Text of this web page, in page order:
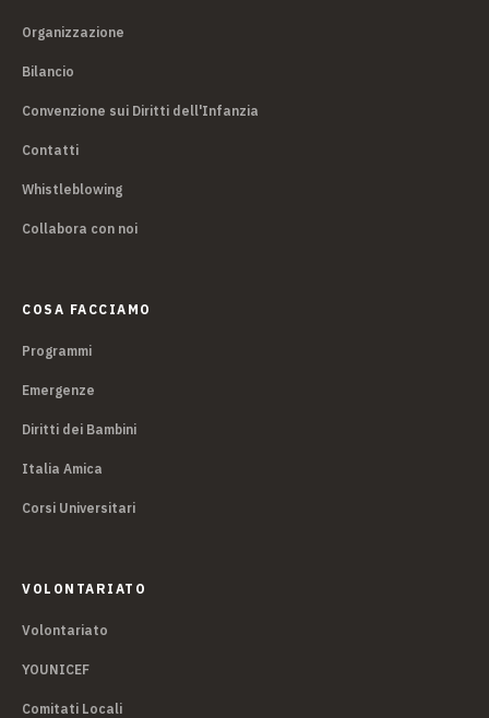
Organizzazione
Bilancio
Convenzione sui Diritti dell'Infanzia
Contatti
Whistleblowing
Collabora con noi
COSA FACCIAMO
Programmi
Emergenze
Diritti dei Bambini
Italia Amica
Corsi Universitari
VOLONTARIATO
Volontariato
YOUNICEF
Comitati Locali